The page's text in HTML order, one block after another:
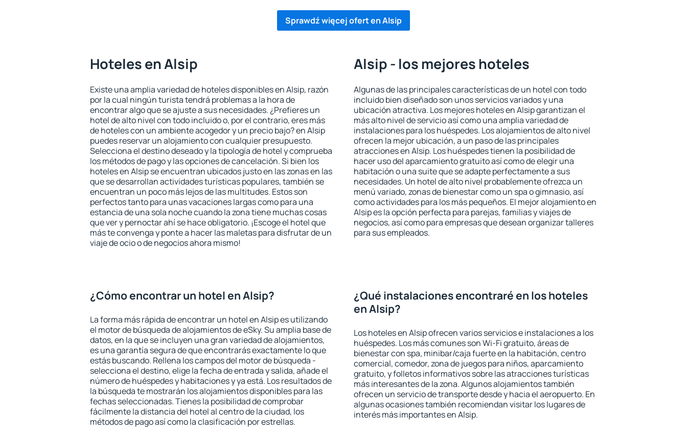
Sprawdź więcej ofert en Alsip
Hoteles en Alsip
Existe una amplia variedad de hoteles disponibles en Alsip, razón
por la cual ningún turista tendrá problemas a la hora de
encontrar algo que se ajuste a sus necesidades. ¿Prefieres un
hotel de alto nivel con todo incluido o, por el contrario, eres más
de hoteles con un ambiente acogedor y un precio bajo? en Alsip
puedes reservar un alojamiento con cualquier presupuesto.
Selecciona el destino deseado y la tipología de hotel y comprueba
los métodos de pago y las opciones de cancelación. Si bien los
hoteles en Alsip se encuentran ubicados justo en las zonas en las
que se desarrollan actividades turísticas populares, también se
encuentran un poco más lejos de las multitudes. Estos son
perfectos tanto para unas vacaciones largas como para una
estancia de una sola noche cuando la zona tiene muchas cosas
que ver y pernoctar ahí se hace obligatorio. ¡Escoge el hotel que
más te convenga y ponte a hacer las maletas para disfrutar de un
viaje de ocio o de negocios ahora mismo!
Alsip - los mejores hoteles
Algunas de las principales características de un hotel con todo
incluido bien diseñado son unos servicios variados y una
ubicación atractiva. Los mejores hoteles en Alsip garantizan el
más alto nivel de servicio así como una amplia variedad de
instalaciones para los huéspedes. Los alojamientos de alto nivel
ofrecen la mejor ubicación, a un paso de las principales
atracciones en Alsip. Los huéspedes tienen la posibilidad de
hacer uso del aparcamiento gratuito así como de elegir una
habitación o una suite que se adapte perfectamente a sus
necesidades. Un hotel de alto nivel probablemente ofrezca un
menú variado, zonas de bienestar como un spa o gimnasio, así
como actividades para los más pequeños. El mejor alojamiento en
Alsip es la opción perfecta para parejas, familias y viajes de
negocios, así como para empresas que desean organizar talleres
para sus empleados.
¿Cómo encontrar un hotel en Alsip?
La forma más rápida de encontrar un hotel en Alsip es utilizando
el motor de búsqueda de alojamientos de eSky. Su amplia base de
datos, en la que se incluyen una gran variedad de alojamientos,
es una garantía segura de que encontrarás exactamente lo que
estás buscando. Rellena los campos del motor de búsqueda -
selecciona el destino, elige la fecha de entrada y salida, añade el
número de huéspedes y habitaciones y ya está. Los resultados de
la búsqueda te mostrarán los alojamientos disponibles para las
fechas seleccionadas. Tienes la posibilidad de comprobar
fácilmente la distancia del hotel al centro de la ciudad, los
métodos de pago así como la clasificación por estrellas.
¿Qué instalaciones encontraré en los hoteles
en Alsip?
Los hoteles en Alsip ofrecen varios servicios e instalaciones a los
huéspedes. Los más comunes son Wi-Fi gratuito, áreas de
bienestar con spa, minibar/caja fuerte en la habitación, centro
comercial, comedor, zona de juegos para niños, aparcamiento
gratuito, y folletos informativos sobre las atracciones turísticas
más interesantes de la zona. Algunos alojamientos también
ofrecen un servicio de transporte desde y hacia el aeropuerto. En
algunas ocasiones también recomiendan visitar los lugares de
interés más importantes en Alsip.